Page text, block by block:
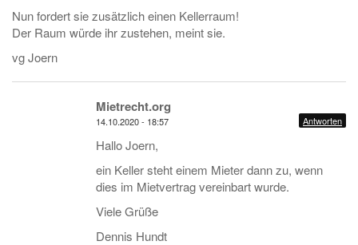
Nun fordert sie zusätzlich einen Kellerraum!
Der Raum würde ihr zustehen, meint sie.
vg Joern
Mietrecht.org
14.10.2020 - 18:57 Antworten
Hallo Joern,
ein Keller steht einem Mieter dann zu, wenn
dies im Mietvertrag vereinbart wurde.
Viele Grüße
Dennis Hundt